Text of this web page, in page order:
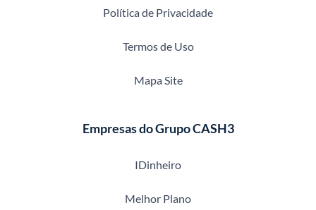
Política de Privacidade
Termos de Uso
Mapa Site
Empresas do Grupo CASH3
IDinheiro
Melhor Plano